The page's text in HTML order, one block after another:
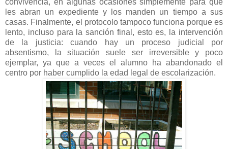
les abran un expediente y los manden un tiempo a sus
casas. Finalmente, el protocolo tampoco funciona porque es
lento, incluso para la sanción final, esto es, la intervención
de la justicia: cuando hay un proceso judicial por
absentismo, la situación suele ser irreversible y poco
ejemplar, ya que a veces el alumno ha abandonado el
centro por haber cumplido la edad legal de escolarización.